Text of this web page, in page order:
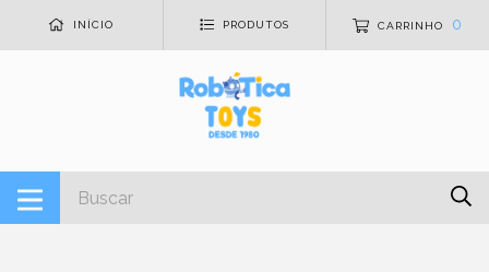
INÍCIO PRODUTOS CARRINHO 0